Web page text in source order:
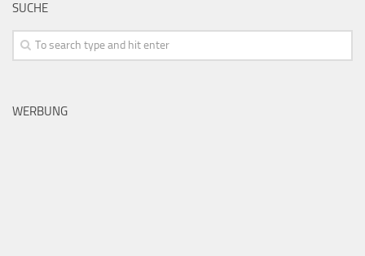
SUCHE
WERBUNG